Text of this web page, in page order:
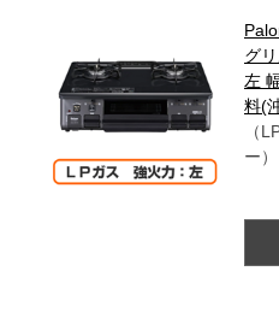
グ
左
料(
（
ー）